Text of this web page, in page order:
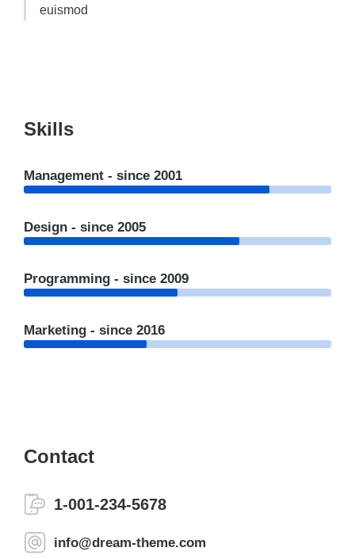
euismod
Skills
Management - since 2001
Design - since 2005
Programming - since 2009
Marketing - since 2016
Contact
1-001-234-5678
info@dream-theme.com